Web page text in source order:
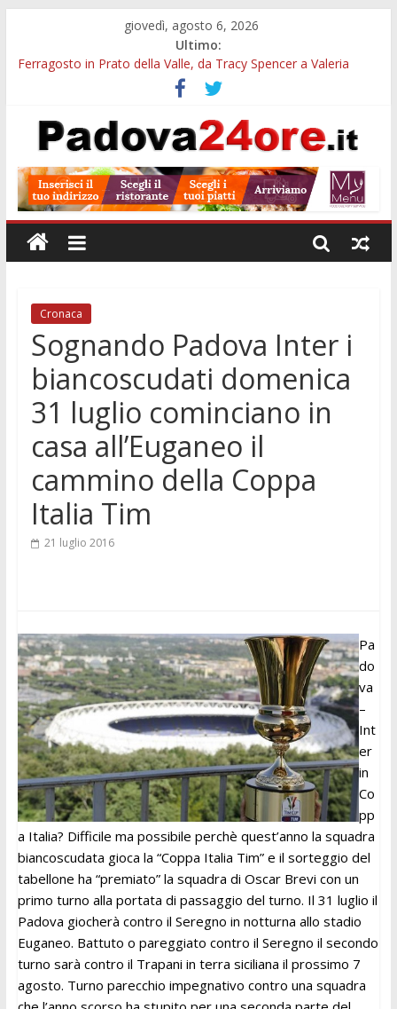
giovedì, agosto 6, 2026
Ultimo:
Ferragosto in Prato della Valle, da Tracy Spencer a Valeria
Euganea Film Festival 2026: 49 opere e 18 anteprime nei Colli
Euganei
Notturni padovani al Museo della Natura e dell’Uomo: date e
Organi in 3D al MUSME: il corpo umano si esplora con i visori
VR
Musei gratis a Padova per tutto agosto: chi entra e quali sedi
visitare
Cronaca
Sognando Padova Inter i
biancoscudati domenica
31 luglio cominciano in
casa all’Euganeo il
cammino della Coppa
Italia Tim
21 luglio 2016
Pa
do
va
–
Int
er
in
Co
pp
a Italia? Difficile ma possibile perchè quest’anno la squadra
biancoscudata gioca la “Coppa Italia Tim” e il sorteggio del
tabellone ha “premiato” la squadra di Oscar Brevi con un
primo turno alla portata di passaggio del turno. Il 31 luglio il
Padova giocherà contro il Seregno in notturna allo stadio
Euganeo. Battuto o pareggiato contro il Seregno il secondo
turno sarà contro il Trapani in terra siciliana il prossimo 7
agosto. Turno parecchio impegnativo contro una squadra